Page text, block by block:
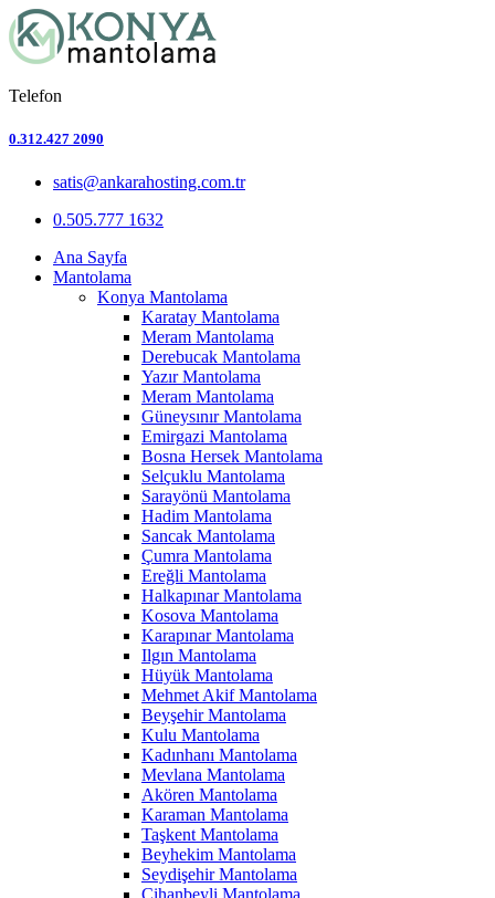
Telefon
0.312.427 2090
satis@ankarahosting.com.tr
0.505.777 1632
Ana Sayfa
Mantolama
Konya Mantolama
Karatay Mantolama
Meram Mantolama
Derebucak Mantolama
Yazır Mantolama
Meram Mantolama
Güneysınır Mantolama
Emirgazi Mantolama
Bosna Hersek Mantolama
Selçuklu Mantolama
Sarayönü Mantolama
Hadim Mantolama
Sancak Mantolama
Çumra Mantolama
Ereğli Mantolama
Halkapınar Mantolama
Kosova Mantolama
Karapınar Mantolama
Ilgın Mantolama
Hüyük Mantolama
Mehmet Akif Mantolama
Beyşehir Mantolama
Kulu Mantolama
Kadınhanı Mantolama
Mevlana Mantolama
Akören Mantolama
Karaman Mantolama
Taşkent Mantolama
Beyhekim Mantolama
Seydişehir Mantolama